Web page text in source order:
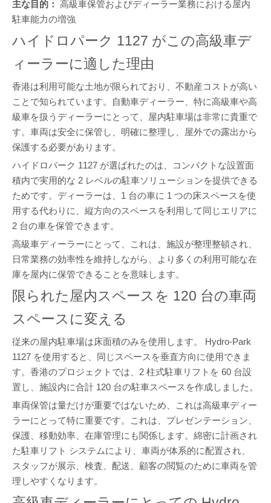
主な目的： 高級車保管およびディーラー業務における屋内
駐車能力の増強
ハイドロパーク 1127 がこの高級車デ
ィーラーに適した理由
香港は利用可能な土地が限られており、不動産コストが高い
ことで知られています。自動車ディーラー、特に高級車や高
級車を扱うディーラーにとって、屋内駐車場は非常に貴重で
す。車両は安全に保管し、明確に整理し、屋外での露出から
保護する必要があります。
ハイドロパーク 1127 が選ばれたのは、コンパクトな設置面
積内で実用的な 2 レベルの駐車ソリューションを提供できる
ためです。ディーラーは、1 台の車に 1 つの床スペースを使
用する代わりに、縦方向のスペースを利用して同じエリアに
2 台の車を保管できます。
高級車ディーラーにとって、これは、施設が整理整頓され、
日常業務の効率性を維持しながら、より多くの利用可能な在
庫を屋内に保管できることを意味します。
限られた屋内スペースを 120 台の車両
スペースに変える
従来の屋内駐車場は床面積のみを使用します。 Hydro-Park
1127 を使用すると、同じスペースを垂直方向に使用できま
す。香港のプロジェクトでは、2 柱式駐車リフトを 60 台設
置し、施設内に合計 120 台の駐車スペースを作成しました。
車両保管は量だけが重要ではないため、これは高級車ディー
ラーにとって特に重要です。これは、プレゼンテーション、
保護、移動効率、在庫管理にも関係します。綿密に計画され
た駐車リフト システムにより、車両が体系的に配置され、
スタッフが展示、検査、配送、顧客の閲覧のために車両を管
理しやすくなります。